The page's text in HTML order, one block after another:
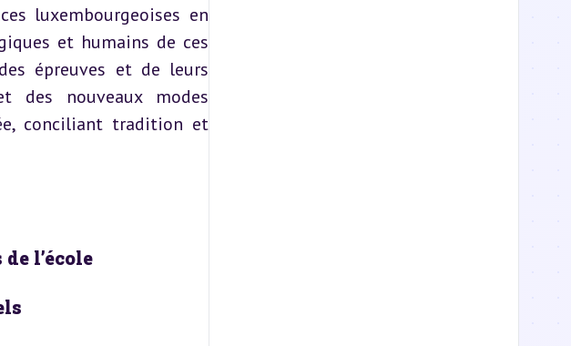
luxembourgeoises en
et humains de ces
épreuves et de leurs
des nouveaux modes
conciliant tradition et
l’école